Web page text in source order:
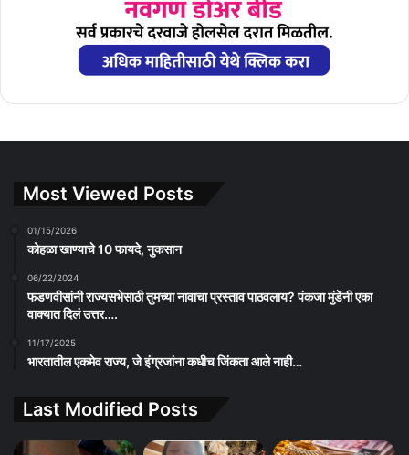
Most Viewed Posts
01/15/2026
कोहळा खाण्याचे 10 फायदे, नुकसान
06/22/2024
फडणवीसांनी राज्यसभेसाठी तुमच्या नावाचा प्रस्ताव पाठवलाय? पंकजा मुंडेंनी एका
वाक्यात दिलं उत्तर….
11/17/2025
भारतातील एकमेव राज्य, जे इंग्रजांना कधीच जिंकता आले नाही…
Last Modified Posts